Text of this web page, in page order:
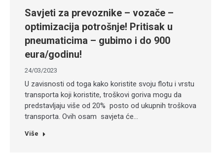
Savjeti za prevoznike – vozače –
optimizacija potrošnje! Pritisak u
pneumaticima – gubimo i do 900
eura/godinu!
24/03/2023
U zavisnosti od toga kako koristite svoju flotu i vrstu
transporta koji koristite, troškovi goriva mogu da
predstavljaju više od 20% posto od ukupnih troškova
transporta. Ovih osam savjeta će…
Više